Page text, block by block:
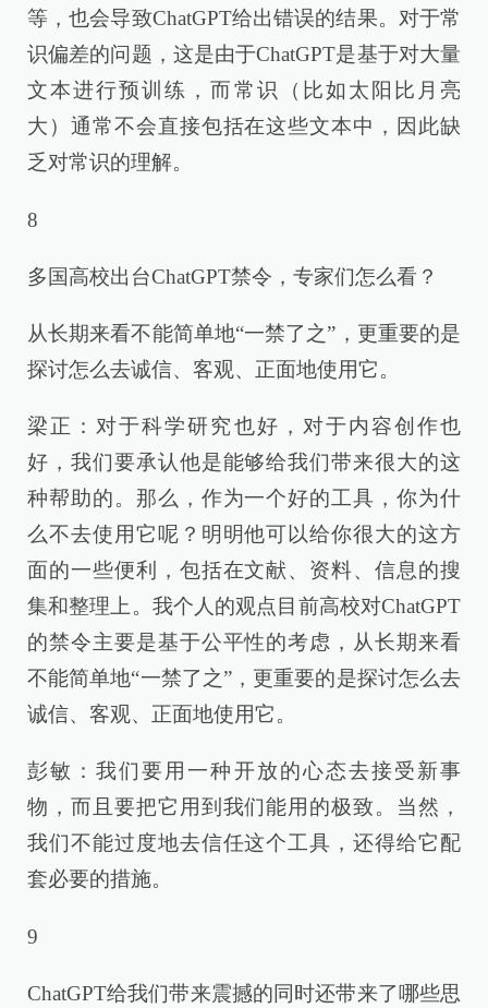
等，也会导致ChatGPT给出错误的结果。对于常
识偏差的问题，这是由于ChatGPT是基于对大量
文本进行预训练，而常识（比如太阳比月亮
大）通常不会直接包括在这些文本中，因此缺
乏对常识的理解。
8
多国高校出台ChatGPT禁令，专家们怎么看？
从长期来看不能简单地“一禁了之”，更重要的是
探讨怎么去诚信、客观、正面地使用它。
梁正：对于科学研究也好，对于内容创作也
好，我们要承认他是能够给我们带来很大的这
种帮助的。那么，作为一个好的工具，你为什
么不去使用它呢？明明他可以给你很大的这方
面的一些便利，包括在文献、资料、信息的搜
集和整理上。我个人的观点目前高校对ChatGPT
的禁令主要是基于公平性的考虑，从长期来看
不能简单地“一禁了之”，更重要的是探讨怎么去
诚信、客观、正面地使用它。
彭敏：我们要用一种开放的心态去接受新事
物，而且要把它用到我们能用的极致。当然，
我们不能过度地去信任这个工具，还得给它配
套必要的措施。
9
ChatGPT给我们带来震撼的同时还带来了哪些思